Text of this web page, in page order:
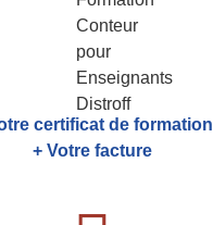
certificat de formation
+ Votre facture